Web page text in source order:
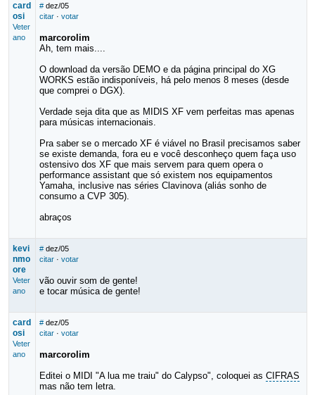
card
osi
Veter
ano
# dez/05
citar· votar
marcorolim
Ah, tem mais....
O download da versão DEMO e da página principal do XG
WORKS estão indisponíveis, há pelo menos 8 meses (desde
que comprei o DGX).
Verdade seja dita que as MIDIS XF vem perfeitas mas apenas
para músicas internacionais.
Pra saber se o mercado XF é viável no Brasil precisamos saber
se existe demanda, fora eu e você desconheço quem faça uso
ostensivo dos XF que mais servem para quem opera o
performance assistant que só existem nos equipamentos
Yamaha, inclusive nas séries Clavinova (aliás sonho de
consumo a CVP 305).
abraços
kevi
nmo
ore
Veter
ano
# dez/05
citar· votar
vão ouvir som de gente!
e tocar música de gente!
card
osi
Veter
ano
# dez/05
citar· votar
marcorolim
Editei o MIDI "A lua me traiu" do Calypso", coloquei as CIFRAS
mas não tem letra.